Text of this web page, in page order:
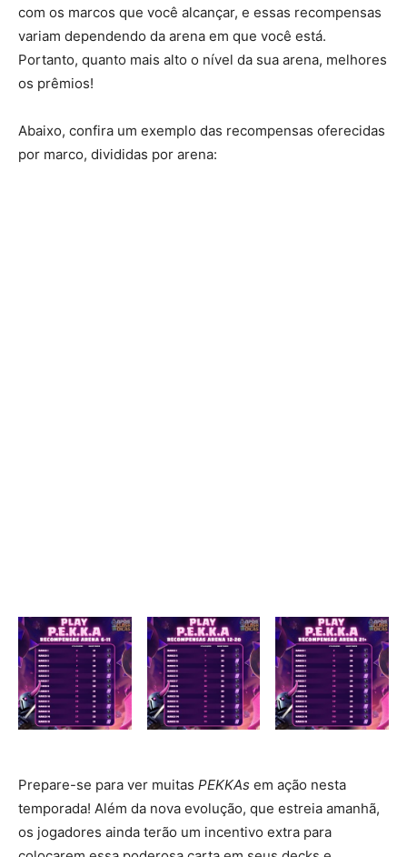
com os marcos que você alcançar, e essas recompensas
variam dependendo da arena em que você está.
Portanto, quanto mais alto o nível da sua arena, melhores
os prêmios!
Abaixo, confira um exemplo das recompensas oferecidas
por marco, divididas por arena:
Prepare-se para ver muitas PEKKAs em ação nesta
temporada! Além da nova evolução, que estreia amanhã,
os jogadores ainda terão um incentivo extra para